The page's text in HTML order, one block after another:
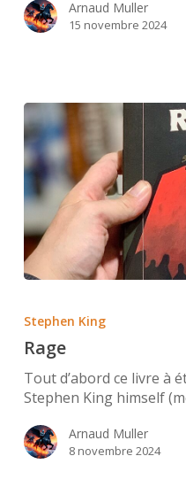
Arnaud Muller
15 novembre 2024
Stephen King
Rage
Tout d’abord ce livre à
Stephen King himself
Arnaud Muller
8 novembre 2024